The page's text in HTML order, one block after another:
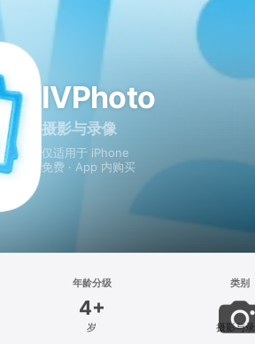
IVPhoto
摄影与录像
仅适用于 iPhone
免费 · App 内购买
年龄分级
4+
岁
类别
摄影与